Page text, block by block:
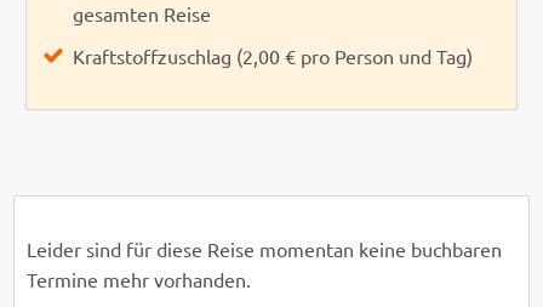
gesamten Reise
Kraftstoffzuschlag (2,00 € pro Person und Tag)
Leider sind für diese Reise momentan keine buchbaren
Termine mehr vorhanden.